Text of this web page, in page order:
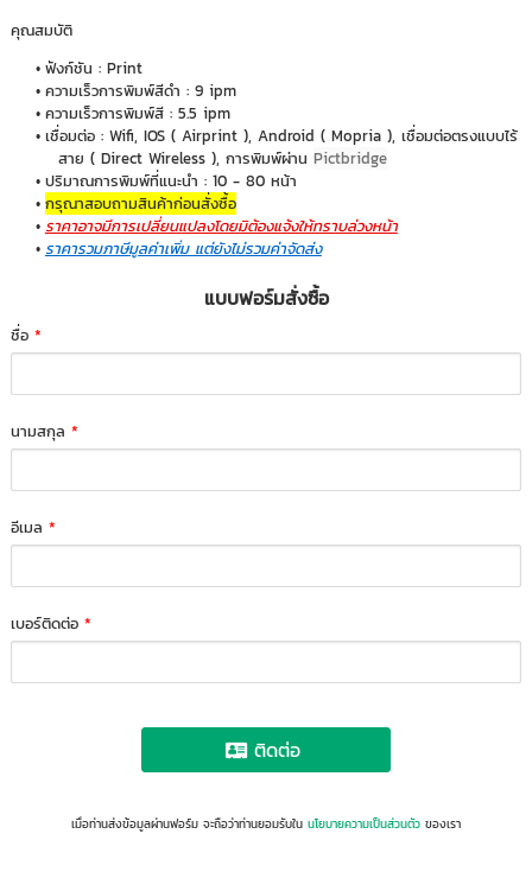
คุณสมบัติ
ฟังก์ชัน : Print
ความเร็วการพิมพ์สีดำ : 9 ipm
ความเร็วการพิมพ์สี : 5.5 ipm
เชื่อมต่อ : Wifi, IOS ( Airprint ), Android ( Mopria ), เชื่อมต่อตรงแบบไร้
สาย ( Direct Wireless ), การพิมพ์ผ่านPictbridge
ปริมาณการพิมพ์ที่แนะนำ : 10 - 80 หน้า
กรุณาสอบถามสินค้าก่อนสั่งซื้อ
ราคาอาจมีการเปลี่ยนแปลงโดยมิต้องแจ้งให้ทราบล่วงหน้า
ราคารวมภาษีมูลค่าเพิ่ม แต่ยังไม่รวมค่าจัดส่ง
แบบฟอร์มสั่งซื้อ
ชื่อ*
นามสกุล*
อีเมล*
เบอร์ติดต่อ*
ติดต่อ
เมื่อท่านส่งข้อมูลผ่านฟอร์ม จะถือว่าท่านยอมรับใน นโยบายความเป็นส่วนตัว ของเรา